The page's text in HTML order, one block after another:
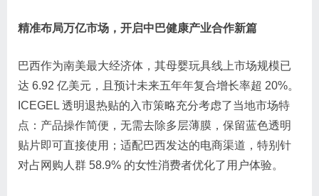
精准布局万亿市场，开启中巴健康产业合作新篇
巴西作为南美最大经济体，其母婴玩具线上市场规模已
达 6.92 亿美元，且预计未来五年年复合增长率超 20%。
ICEGEL 透明退热贴的入市策略充分考虑了当地市场特
点：产品操作简便，无需去除多层薄膜，保留蓝色透明
贴片即可直接使用；适配巴西发达的电商渠道，特别针
对占网购人群 58.9% 的女性消费者优化了用户体验。